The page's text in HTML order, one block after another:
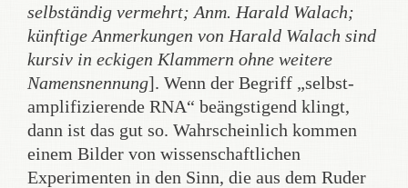
selbständig vermehrt; Anm. Harald Walach;
künftige Anmerkungen von Harald Walach sind
kursiv in eckigen Klammern ohne weitere
Namensnennung]. Wenn der Begriff „selbst-
amplifizierende RNA“ beängstigend klingt,
dann ist das gut so. Wahrscheinlich kommen
einem Bilder von wissenschaftlichen
Experimenten in den Sinn, die aus dem Ruder